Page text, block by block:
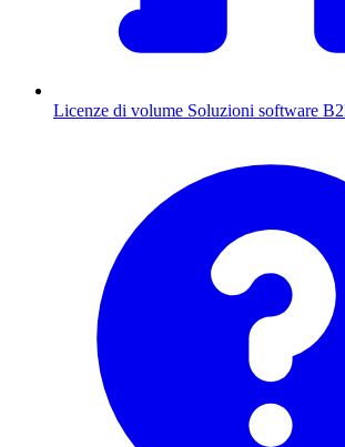
Licenze di volume Soluzioni software